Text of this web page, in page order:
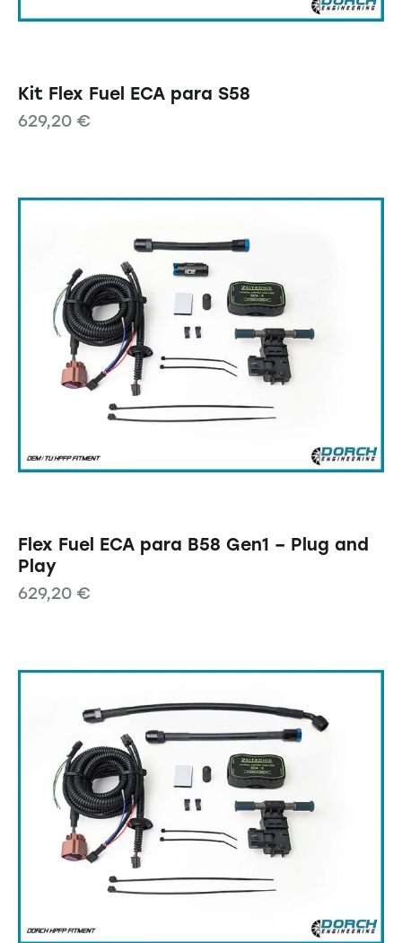
Kit Flex Fuel ECA para S58
629,20 €
Flex Fuel ECA para B58 Gen1 – Plug and
Play
629,20 €